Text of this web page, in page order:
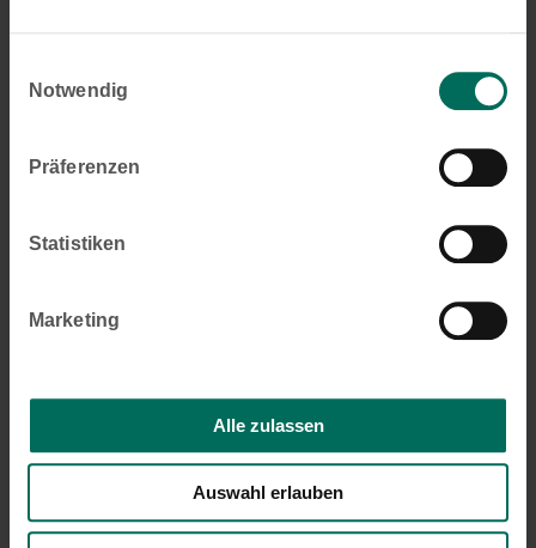
Notwendig
Präferenzen
Statistiken
Marketing
Alle zulassen
Auswahl erlauben
Verbesserter Schutz vor neugierigen Blicken von außen
Gleichzeitig optimierte Durchsicht nach draußen (um 25
Behangbereich